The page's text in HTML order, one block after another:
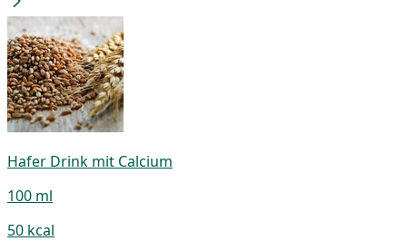
Hafer Drink mit Calcium
100 ml
50 kcal